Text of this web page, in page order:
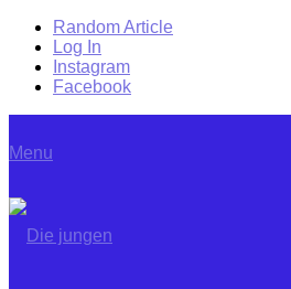
Random Article
Log In
Instagram
Facebook
Menu